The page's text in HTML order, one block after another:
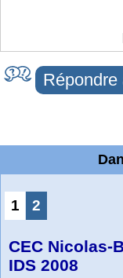
1 2
CEC Nicolas-
IDS 2008